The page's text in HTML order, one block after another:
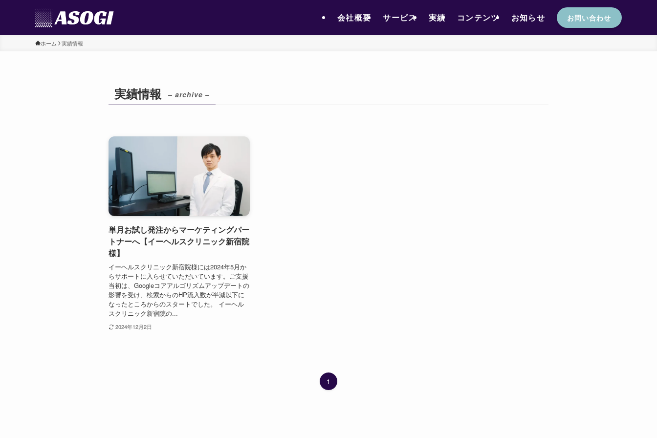
会社概要 サービス 実績 コンテンツ お知らせ お問い合わせ
ホーム 実績情報
実績情報 – archive –
単月お試し発注からマーケティングパー
トナーへ【イーヘルスクリニック新宿院
様】
イーヘルスクリニック新宿院様には2024年5月か
らサポートに入らせていただいています。ご支援
当初は、Googleコアアルゴリズムアップデートの
影響を受け、検索からのHP流入数が半減以下に
なったところからのスタートでした。 イーヘル
スクリニック新宿院の...
2024年12月2日
1